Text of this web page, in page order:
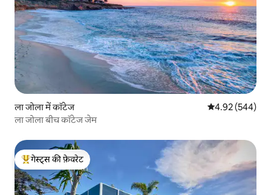
ला जोला में कॉटेज औसत रेटिंग 5 में से
4.92 (544)
ला जोला बीच कॉटेज जेम
गेस्ट्स का टॉप फ़ेवरेट
गेस्ट्स की फ़ेवरेट